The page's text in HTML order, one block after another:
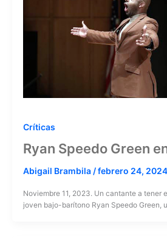
Críticas
Ryan Speedo Green
Abigail Brambila /febrero 24, 2024
Noviembre 11, 2023. Un cantante a tener
joven bajo-barítono Ryan Speedo Green,